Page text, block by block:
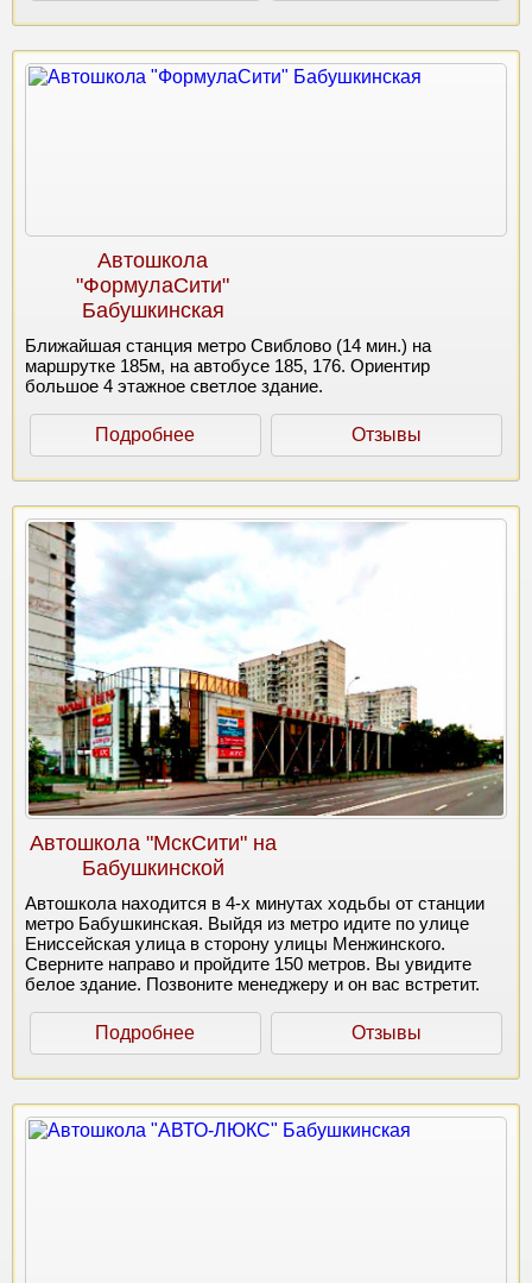
Автошкола
"ФормулаСити"
Бабушкинская
Ближайшая станция метро Свиблово (14 мин.) на
маршрутке 185м, на автобусе 185, 176. Ориентир
большое 4 этажное светлое здание.
Подробнее Отзывы
Автошкола "МскСити" на
Бабушкинской
Автошкола находится в 4-х минутах ходьбы от станции
метро Бабушкинская. Выйдя из метро идите по улице
Ениссейская улица в сторону улицы Менжинского.
Сверните направо и пройдите 150 метров. Вы увидите
белое здание. Позвоните менеджеру и он вас встретит.
Подробнее Отзывы